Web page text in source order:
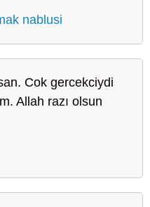
nablusi
Cok gercekciydi
Allah razı olsun